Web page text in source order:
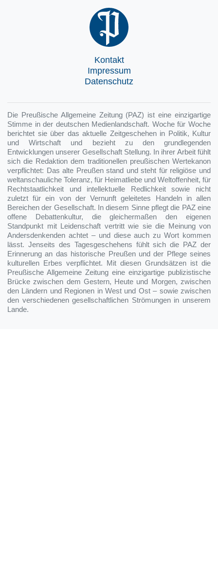
Kontakt
Impressum
Datenschutz
Die Preußische Allgemeine Zeitung (PAZ) ist eine einzigartige
Stimme in der deutschen Medienlandschaft. Woche für Woche
berichtet sie über das aktuelle Zeitgeschehen in Politik, Kultur
und Wirtschaft und bezieht zu den grundlegenden
Entwicklungen unserer Gesellschaft Stellung. In ihrer Arbeit fühlt
sich die Redaktion dem traditionellen preußischen Wertekanon
verpflichtet: Das alte Preußen stand und steht für religiöse und
weltanschauliche Toleranz, für Heimatliebe und Weltoffenheit, für
Rechtstaatlichkeit und intellektuelle Redlichkeit sowie nicht
zuletzt für ein von der Vernunft geleitetes Handeln in allen
Bereichen der Gesellschaft. In diesem Sinne pflegt die PAZ eine
offene Debattenkultur, die gleichermaßen den eigenen
Standpunkt mit Leidenschaft vertritt wie sie die Meinung von
Andersdenkenden achtet – und diese auch zu Wort kommen
lässt. Jenseits des Tagesgeschehens fühlt sich die PAZ der
Erinnerung an das historische Preußen und der Pflege seines
kulturellen Erbes verpflichtet. Mit diesen Grundsätzen ist die
Preußische Allgemeine Zeitung eine einzigartige publizistische
Brücke zwischen dem Gestern, Heute und Morgen, zwischen
den Ländern und Regionen in West und Ost – sowie zwischen
den verschiedenen gesellschaftlichen Strömungen in unserem
Lande.